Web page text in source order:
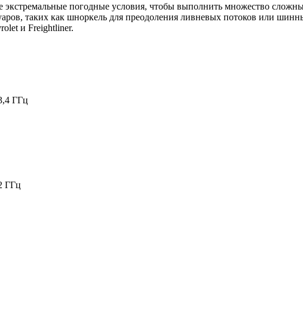
экстремальные погодные условия, чтобы выполнить множество
таких как шноркель для преодоления ливневых потоков или
и Freightliner.
ГГц
ГГц